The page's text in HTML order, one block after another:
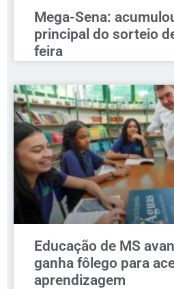
Mega-Sena:
principal do sorteio
feira
Educação de MS
ganha fôlego para
aprendizagem